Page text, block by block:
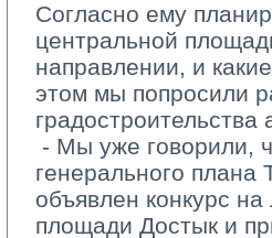
Согласно ему
центральной
направлении, и
этом мы попросили
- Мы уже говорили,
генерального
объявлен конкурс
площади Достык и